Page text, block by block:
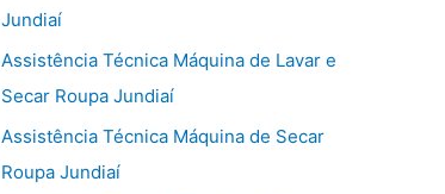
Jundiaí
Assistência Técnica Máquina de Lavar e
Secar Roupa Jundiaí
Assistência Técnica Máquina de Secar
Roupa Jundiaí